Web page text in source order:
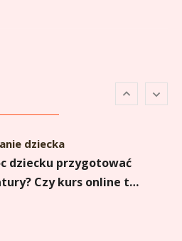
i
dane
dziecka
dziecku przygotować
Czy kurs online to